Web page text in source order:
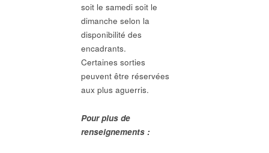
soit le samedi soit le
dimanche selon la
disponibilité des
encadrants.
Certaines sorties
peuvent être réservées
aux plus aguerris.
Pour plus de
renseignements :